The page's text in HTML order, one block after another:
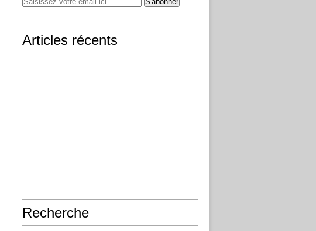
Articles récents
Recherche